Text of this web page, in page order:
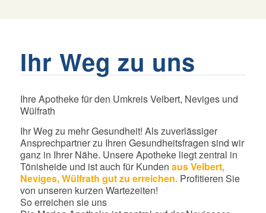
Ihr Weg zu uns
Ihre Apotheke für den Umkreis Velbert, Neviges und
Wülfrath
Ihr Weg zu mehr Gesundheit! Als zuverlässiger
Ansprechpartner zu Ihren Gesundheitsfragen sind wir
ganz in Ihrer Nähe. Unsere Apotheke liegt zentral in
Tönisheide und ist auch für Kunden aus Velbert,
Neviges, Wülfrath gut zu erreichen.Profitieren Sie
von unseren kurzen Wartezeiten!
So erreichen sie uns